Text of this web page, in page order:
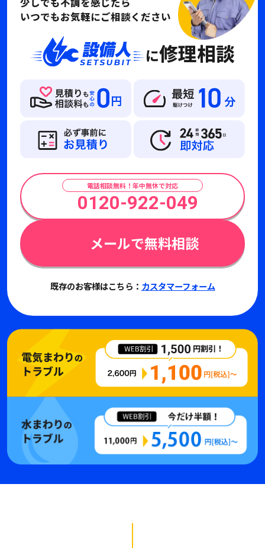
いつでもお気軽にご相談ください
に修理相談
電話相談無料！年中無休で対応
0120-922-049
メールで無料相談
既存のお客様はこちら： カスタマーフォーム